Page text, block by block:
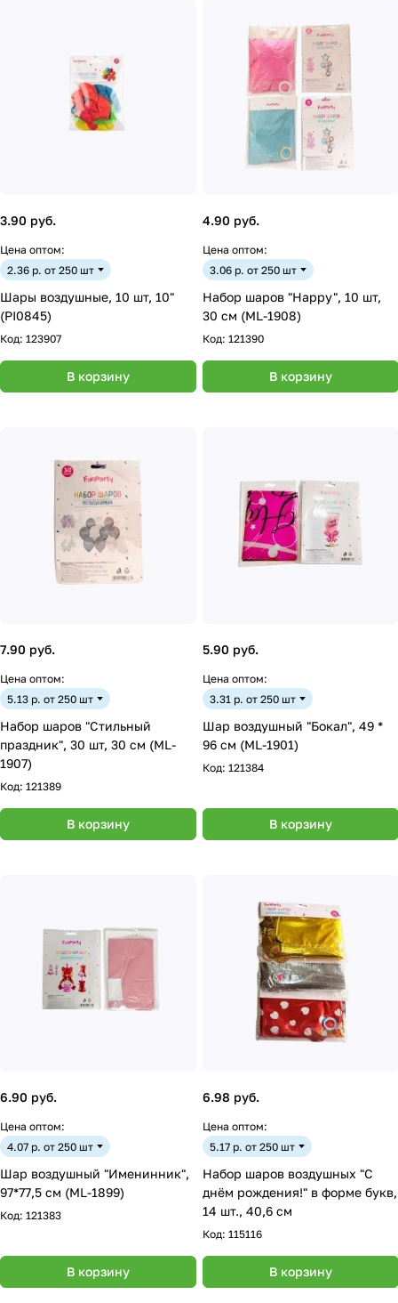
3.90 руб.
Цена оптом:
2.36 р. от 250 шт
Шары воздушные, 10 шт, 10"
(PI0845)
Код: 123907
В корзину
4.90 руб.
Цена оптом:
3.06 р. от 250 шт
Набор шаров "Happy", 10 шт,
30 см (ML-1908)
Код: 121390
В корзину
7.90 руб.
Цена оптом:
5.13 р. от 250 шт
Набор шаров "Стильный
праздник", 30 шт, 30 см (ML-
1907)
Код: 121389
В корзину
5.90 руб.
Цена оптом:
3.31 р. от 250 шт
Шар воздушный "Бокал", 49 *
96 см (ML-1901)
Код: 121384
В корзину
6.90 руб.
Цена оптом:
4.07 р. от 250 шт
Шар воздушный "Именинник",
97*77,5 см (ML-1899)
Код: 121383
В корзину
6.98 руб.
Цена оптом:
5.17 р. от 250 шт
Набор шаров воздушных "С
днём рождения!" в форме букв,
14 шт., 40,6 см
Код: 115116
В корзину